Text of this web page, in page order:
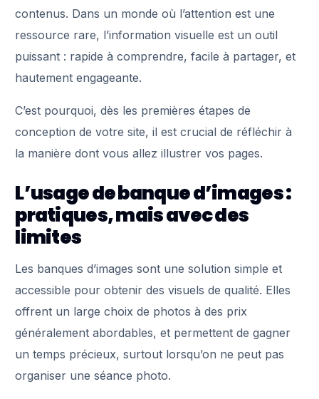
contenus. Dans un monde où l’attention est une
ressource rare, l’information visuelle est un outil
puissant : rapide à comprendre, facile à partager, et
hautement engageante.
C’est pourquoi, dès les premières étapes de
conception de votre site, il est crucial de réfléchir à
la manière dont vous allez illustrer vos pages.
L’usage de banque d’images :
pratiques, mais avec des
limites
Les banques d’images sont une solution simple et
accessible pour obtenir des visuels de qualité. Elles
offrent un large choix de photos à des prix
généralement abordables, et permettent de gagner
un temps précieux, surtout lorsqu’on ne peut pas
organiser une séance photo.